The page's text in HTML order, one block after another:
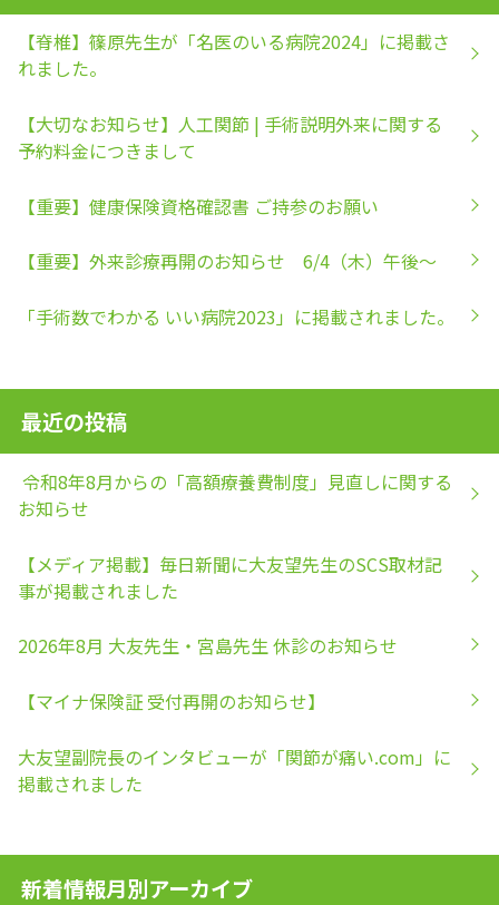
【脊椎】篠原先生が「名医のいる病院2024」に掲載さ
れました。
【大切なお知らせ】人工関節 | 手術説明外来に関する
予約料金につきまして
【重要】健康保険資格確認書 ご持参のお願い
【重要】外来診療再開のお知らせ 6/4（木）午後～
「手術数でわかる いい病院2023」に掲載されました。
最近の投稿
令和8年8月からの「高額療養費制度」見直しに関する
お知らせ
【メディア掲載】毎日新聞に大友望先生のSCS取材記
事が掲載されました
2026年8月 大友先生・宮島先生 休診のお知らせ
【マイナ保険証 受付再開のお知らせ】
大友望副院長のインタビューが「関節が痛い.com」に
掲載されました
新着情報月別アーカイブ